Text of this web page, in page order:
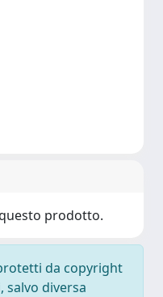
prodotto.
da copyright
diversa